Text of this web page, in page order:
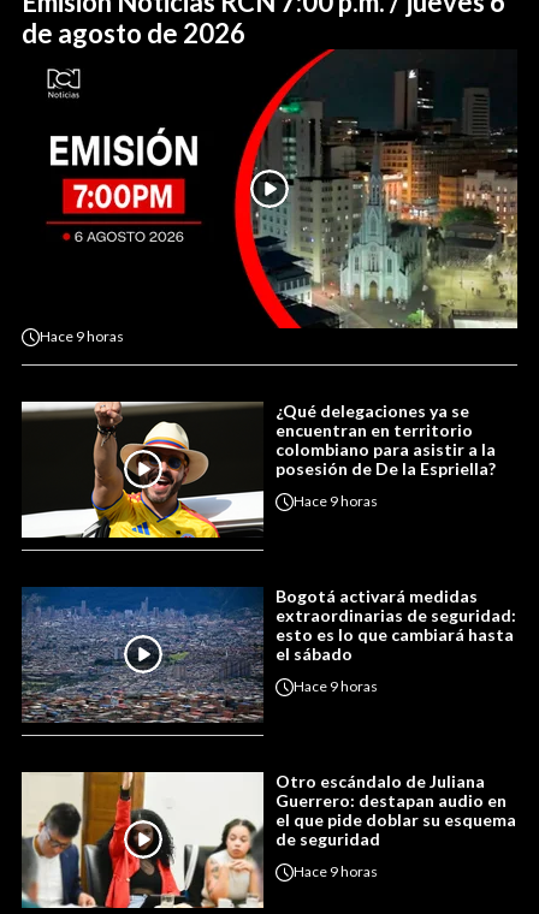
de agosto de 2026
Hace 9 horas
¿Qué delegaciones ya se
encuentran en territorio
colombiano para asistir a la
posesión de De la Espriella?
Hace 9 horas
Bogotá activará medidas
extraordinarias de seguridad:
esto es lo que cambiará hasta
el sábado
Hace 9 horas
Otro escándalo de Juliana
Guerrero: destapan audio en
el que pide doblar su esquema
de seguridad
Hace 9 horas